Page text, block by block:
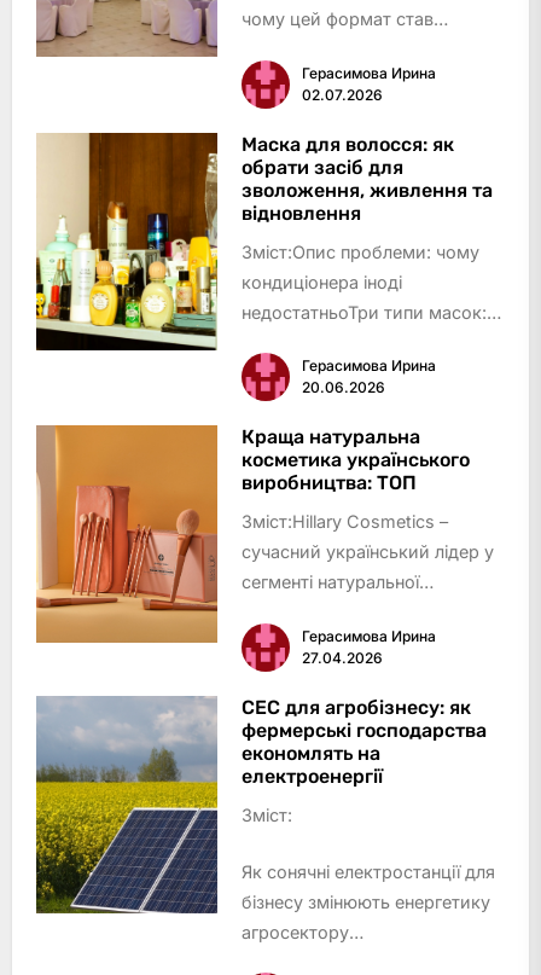
чому цей формат став
кейтерингуМетодика: за
якими критеріями ми
оцінювали пункти цього
рейтингу8 факторів, які варто
врахувати при замовленні
Герасимова Ирина
02.07.2026
Маска для волосся: як
обрати засіб для
зволоження, живлення та
відновлення
Зміст:Опис проблеми: чому
кондиціонера іноді
недостатньоТри типи масок:
відновленняЯк обрати маску
під свій тип волоссяЧому це
важливо вирішити
правильноРішення крок за
кроком: як обрати й засто…
Герасимова Ирина
20.06.2026
Краща натуральна
косметика українського
виробництва: ТОП
Зміст:Hillary Cosmetics –
сучасний український лідер у
сегменті натуральної
– професійна натуральна
косметика для різних типів
шкіриYAKA – доступна
органічна косметика з
локальних інгредієнтівJ’JOY …
Герасимова Ирина
27.04.2026
СЕС для агробізнесу: як
фермерські господарства
економлять на
електроенергії
Зміст:
Як сонячні електростанції для
бізнесу змінюють енергетику
агросектору